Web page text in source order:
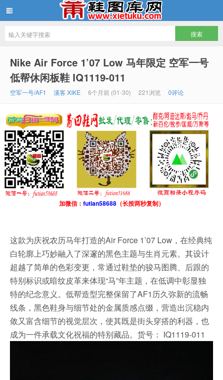
Nike Air Force 1’07 Low 马年限定 空军一号
低帮休闲板鞋 IQ1119-011
空军一号/AF1 溪客 XIKE 6个月前 (01-30) 221浏览 0评论
加微信： futian58688（长按两秒复制）
这款为庆祝农历马年打造的Air Force 1’07 Low，在经典纯
白轮廓上巧妙融入了深邃的黑色主题与生肖元素。其设计
超越了简单的色彩变更，常通过鞋垫的骏马图腾、后跟的
特别标识或暗纹皮革来体现“马”年主题，在低调中彰显独
特的纪念意义。低帮造型完整保留了AF1历久弥新的流畅
线条，黑色鞋身与细节处的金属质感点缀，营造出沉稳内
敛又富含细节的视觉层次，使其既是街头穿搭的利器，也
成为一件承载文化祝福的特别藏品。货号： IQ1119-011